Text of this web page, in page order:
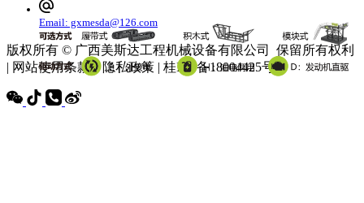
Email: gxmesda@126.com
版权所有 © 广西美斯达工程机械设备有限公司 保留所有权利
| 网站使用条款 | 隐私政策 | 桂ICP备18004425号-3